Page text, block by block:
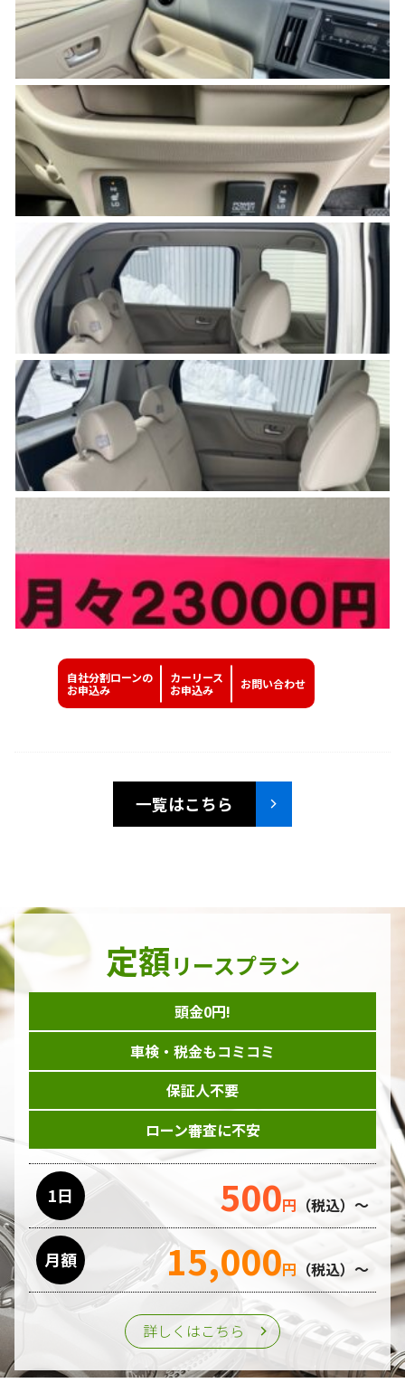
自社分割ローンの
お申込み
カーリース
お申込み
お問い合わせ
一覧はこちら
定額リースプラン
頭金0円!
車検・税金もコミコミ
保証人不要
ローン審査に不安
1日 500円 （税込）～
月額 15,000円 （税込）～
詳しくはこちら